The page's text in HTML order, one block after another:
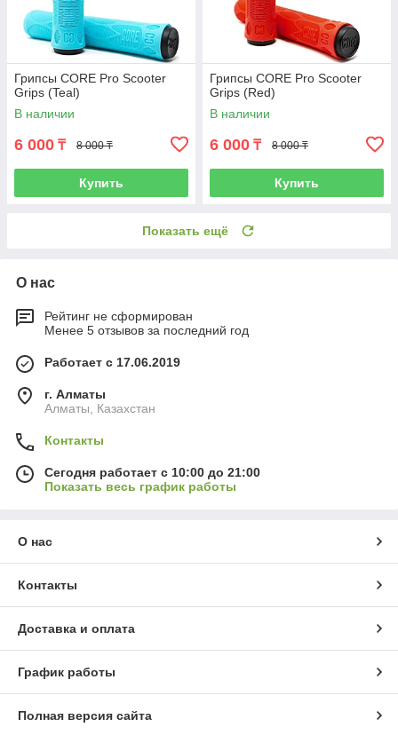
Грипсы CORE Pro Scooter
Grips (Teal)
В наличии
6 000 ₸ 8 000 ₸
Купить
Грипсы CORE Pro Scooter
Grips (Red)
В наличии
6 000 ₸ 8 000 ₸
Купить
Показать ещё
О нас
Рейтинг не сформирован
Менее 5 отзывов за последний год
Работает с 17.06.2019
г. Алматы
Алматы, Казахстан
Контакты
Сегодня работает с 10:00 до 21:00
Показать весь график работы
О нас
Контакты
Доставка и оплата
График работы
Полная версия сайта